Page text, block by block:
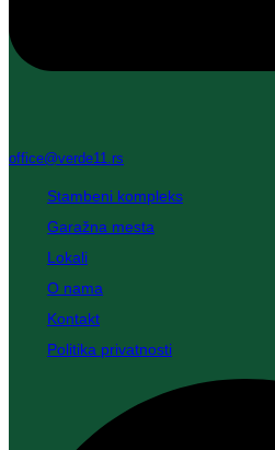
office@verde11.rs
Stambeni kompleks
Garažna mesta
Lokali
O nama
Kontakt
Politika privatnosti